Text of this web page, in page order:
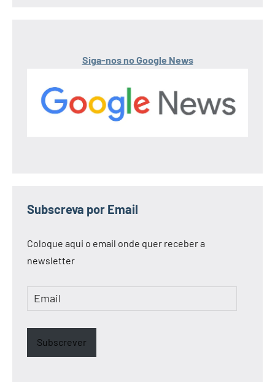
Siga-nos no Google News
Subscreva por Email
Coloque aqui o email onde quer receber a
newsletter
Email
Subscrever